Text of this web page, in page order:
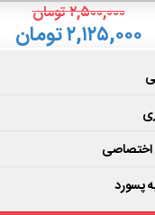
۲,۵۰۰,۰۰۰تومان
۲,۱۲۵,۰۰۰ تومان
اختصاصی
پسورد